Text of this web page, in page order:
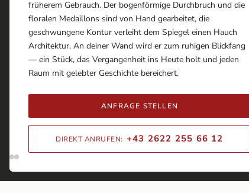
früherem Gebrauch. Der bogenförmige Durchbruch und die
floralen Medaillons sind von Hand gearbeitet, die
geschwungene Kontur verleiht dem Spiegel einen Hauch
Architektur. An deiner Wand wird er zum ruhigen Blickfang
— ein Stück, das Vergangenheit ins Heute holt und jeden
Raum mit gelebter Geschichte bereichert.
ANFRAGE STELLEN
DIREKT ANRUFEN: +43 2622 255 66 12